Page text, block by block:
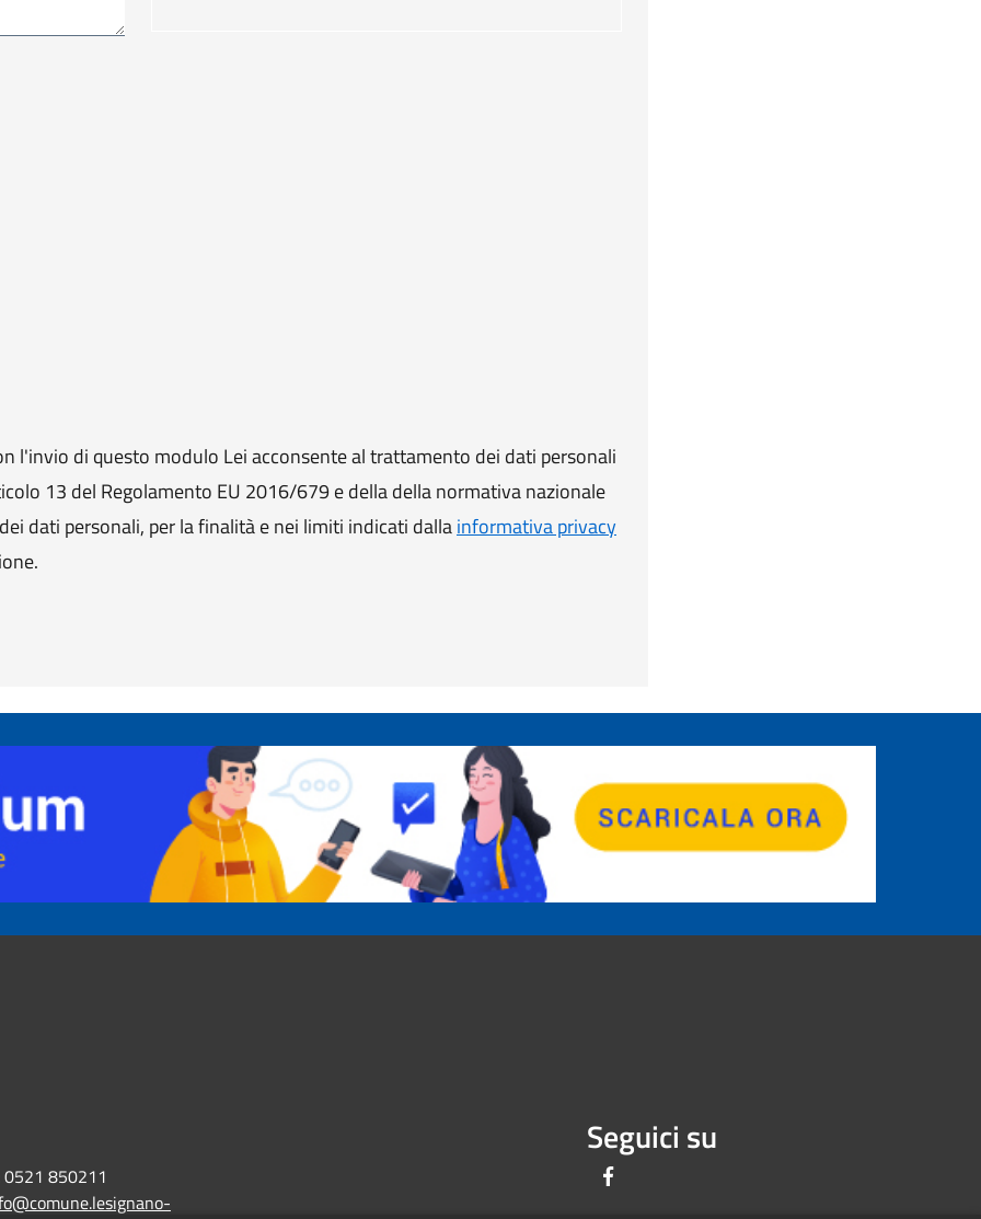
l'invio di questo modulo Lei acconsente al trattamento dei dati personali
13 del Regolamento EU 2016/679 e della della normativa nazionale
dati personali, per la finalità e nei limiti indicati dallainformativa privacy
0521 850211
Seguici su